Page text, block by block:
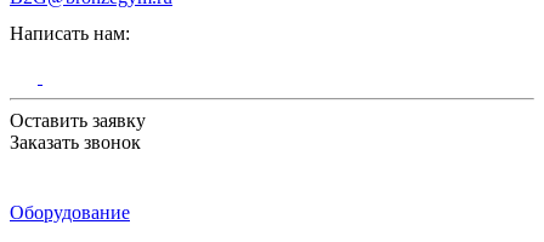
Написать нам:
Оставить заявку
Заказать звонок
Оборудование